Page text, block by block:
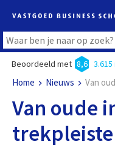
Beoordeeld met 8,6
Home Nieuws Van
Van oude